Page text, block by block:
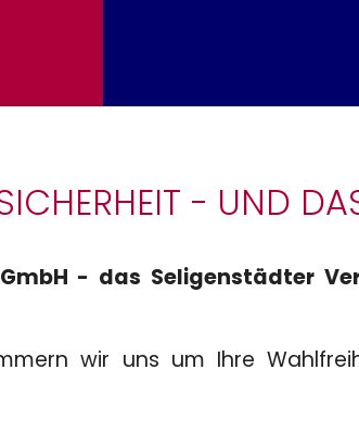
- UND
- das Seligenstädter
wir uns um Ihre